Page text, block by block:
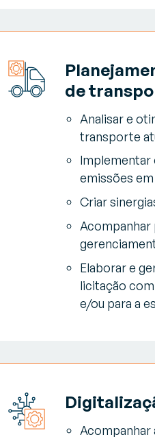
de
Analisar e
transporte
Implementar
emissões
Criar
Elaborar e
licitação
e/ou para a
Acompanhar